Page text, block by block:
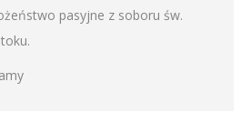
pasyjne z soboru św.